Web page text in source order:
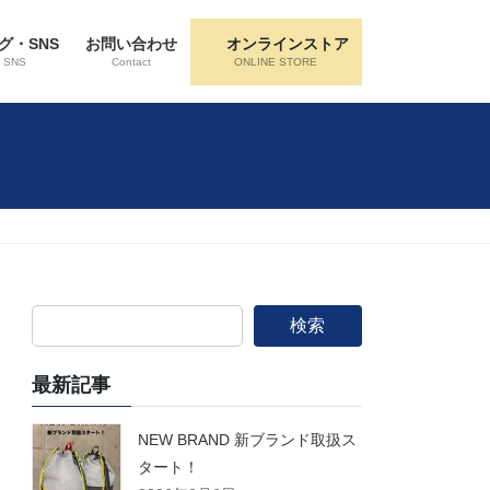
・SNS
SNS
お問い合わせ
Contact
オンラインストア
ONLINE STORE
検索
最新記事
NEW BRAND 新ブランド取扱ス
タート！